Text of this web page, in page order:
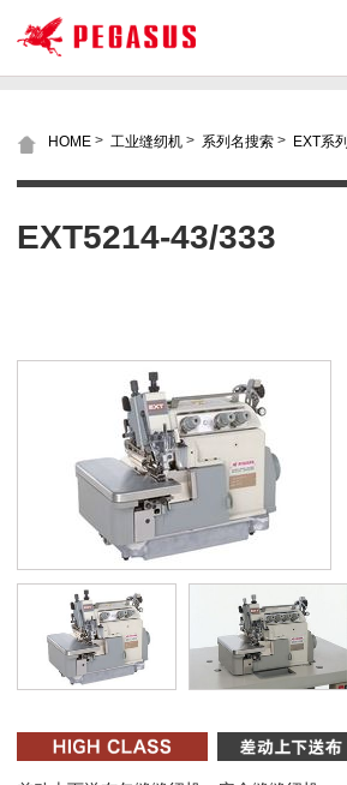
HOME > 工业缝纫机 > 系列名搜索 > EXT系列
EXT5214-43/333